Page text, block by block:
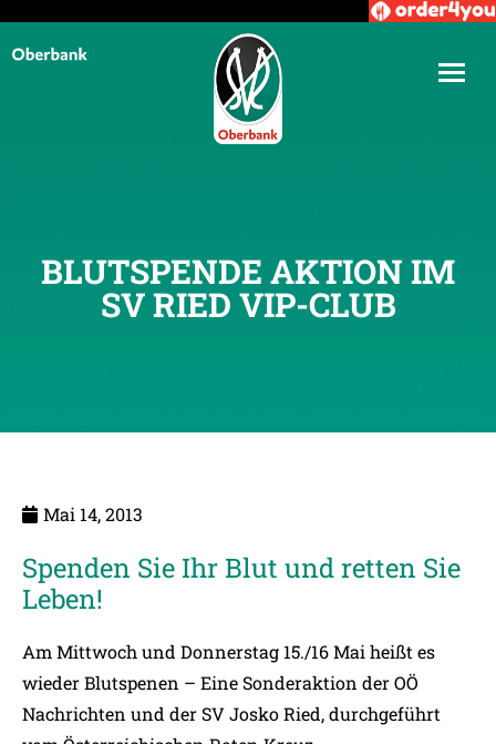
BLUTSPENDE AKTION IM
SV RIED VIP-CLUB
Mai 14, 2013
Spenden Sie Ihr Blut und retten Sie
Leben!
Am Mittwoch und Donnerstag 15./16 Mai heißt es
wieder Blutspenen – Eine Sonderaktion der OÖ
Nachrichten und der SV Josko Ried, durchgeführt